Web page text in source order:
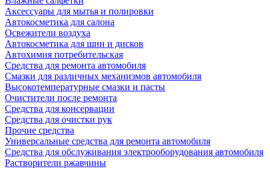
Аксессуары для мытья и полировки
Автокосметика для салона
Освежители воздуха
Автокосметика для шин и дисков
Автохимия потребительская
Средства для ремонта автомобиля
Смазки для различных механизмов автомобиля
Высокотемпературные смазки и пасты
Очистители после ремонта
Средства для консервации
Средства для очистки рук
Прочие средства
Универсальные средства для ремонта автомобиля
Средства для обслуживания электрооборудования автомобиля
Растворители ржавчины